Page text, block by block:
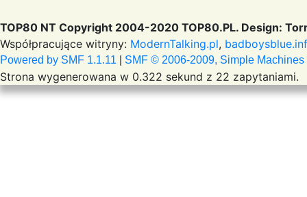
TOP80 NT Copyright 2004-2020 TOP80.PL. Design:
Współpracujące witryny: ModernTalking.pl,
Powered by SMF 1.1.11 SMF © 2006-2009, Simple Machines
Strona wygenerowana w 0.322 sekund z 22 zapytaniami.